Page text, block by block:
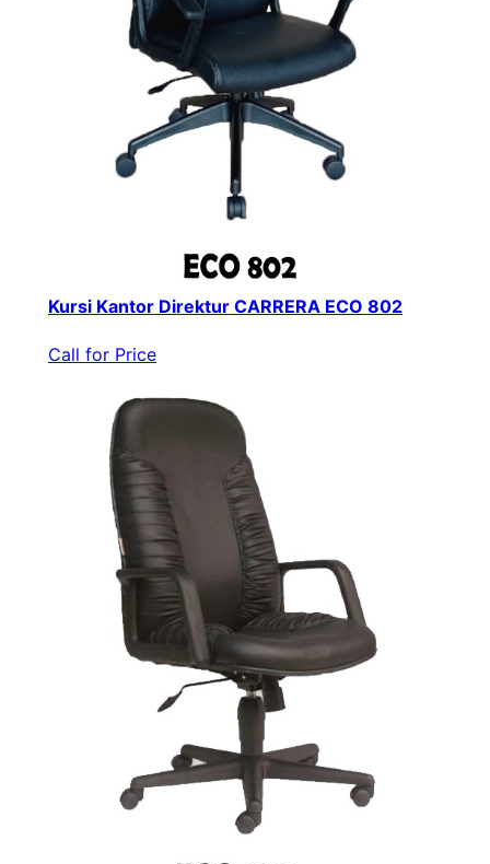
Kursi Kantor Direktur CARRERA ECO 802
Call for Price